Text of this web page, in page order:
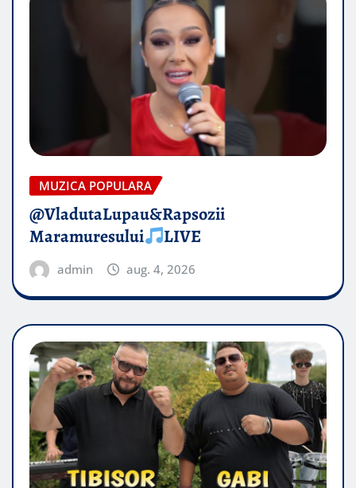
MUZICA POPULARA
@VladutaLupau&Rapsozii
Maramuresului
LIVE
admin aug. 4, 2026